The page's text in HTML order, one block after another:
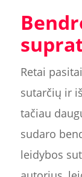
Retai
sutarčių ir
tačiau
sudaro
leidybos